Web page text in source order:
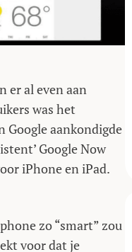
er al even aan
was het
Google aankondigde
Google Now
iPhone en iPad.
zo “smart” zou
voor dat je